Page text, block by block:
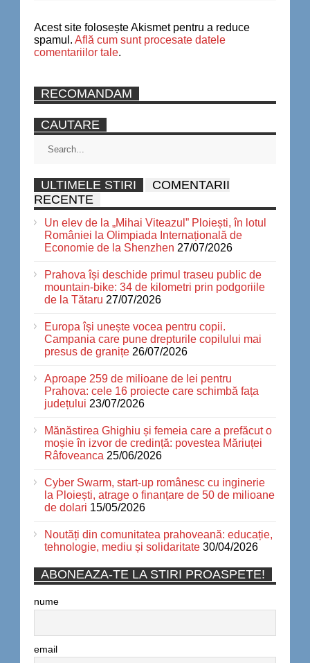
Acest site folosește Akismet pentru a reduce
spamul. Află cum sunt procesate datele
comentariilor tale.
RECOMANDAM
CAUTARE
ULTIMELE STIRI
COMENTARII
RECENTE
Un elev de la „Mihai Viteazul” Ploiești, în lotul
României la Olimpiada Internațională de
Economie de la Shenzhen 27/07/2026
Prahova își deschide primul traseu public de
mountain-bike: 34 de kilometri prin podgoriile
de la Tătaru 27/07/2026
Europa își unește vocea pentru copii.
Campania care pune drepturile copilului mai
presus de granițe 26/07/2026
Aproape 259 de milioane de lei pentru
Prahova: cele 16 proiecte care schimbă fața
județului 23/07/2026
Mănăstirea Ghighiu și femeia care a prefăcut o
moșie în izvor de credință: povestea Măriuței
Râfoveanca 25/06/2026
Cyber Swarm, start-up românesc cu inginerie
la Ploiești, atrage o finanțare de 50 de milioane
de dolari 15/05/2026
Noutăți din comunitatea prahoveană: educație,
tehnologie, mediu și solidaritate 30/04/2026
ABONEAZA-TE LA STIRI PROASPETE!
nume
email